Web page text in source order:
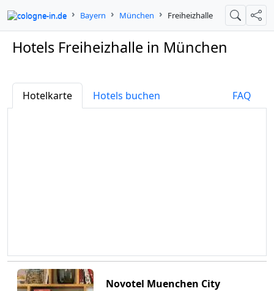
cologne-in.de Bayern München Freiheizhalle Suche
Hotels Freiheizhalle in München
Hotelkarte Hotels buchen FAQ
Novotel Muenchen City